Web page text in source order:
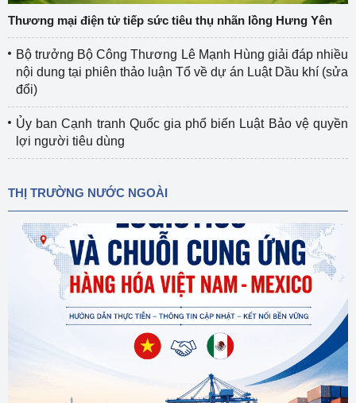
Thương mại điện tử tiếp sức tiêu thụ nhãn lồng Hưng Yên
Bộ trưởng Bộ Công Thương Lê Mạnh Hùng giải đáp nhiều
nội dung tại phiên thảo luận Tổ về dự án Luật Dầu khí (sửa
đổi)
Ủy ban Cạnh tranh Quốc gia phổ biến Luật Bảo vệ quyền
lợi người tiêu dùng
THỊ TRƯỜNG NƯỚC NGOÀI